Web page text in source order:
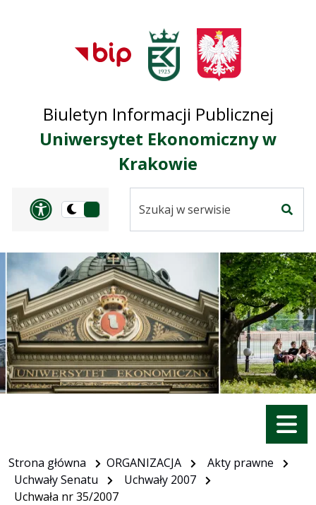
Przejdź do
głównego menu
Przejdź do treści
Przejdź do mapy
serwisu
Biuletyn Informacji Publicznej
Uniwersytet Ekonomiczny w
Krakowie
Panel dostosowania
Przełącz
ciemną
serwisie
Menu
Strona główna ORGANIZACJA
Akty prawne
Uchwały Senatu
Uchwały 2007
Uchwała nr 35/2007